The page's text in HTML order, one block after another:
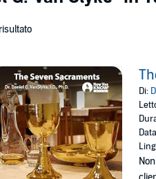
Di: